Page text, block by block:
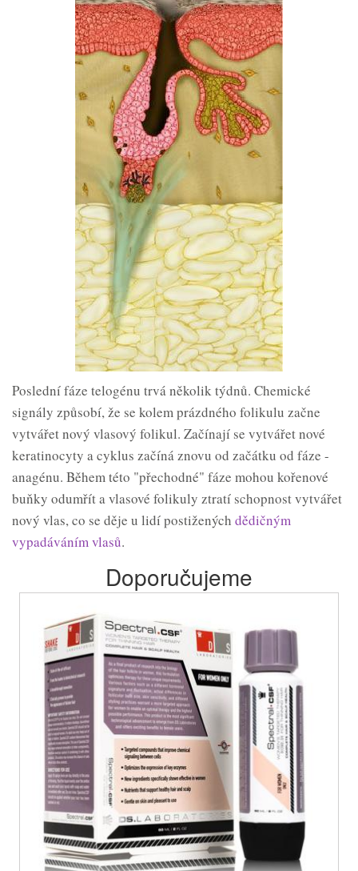
Poslední fáze telogénu trvá několik týdnů. Chemické
signály způsobí, že se kolem prázdného folikulu začne
vytvářet nový vlasový folikul. Začínají se vytvářet nové
keratinocyty a cyklus začíná znovu od začátku od fáze -
anagénu. Během této "přechodné" fáze mohou kořenové
buňky odumřít a vlasové folikuly ztratí schopnost vytvářet
nový vlas, co se děje u lidí postižených dědičným
vypadáváním vlasů.
Doporučujeme